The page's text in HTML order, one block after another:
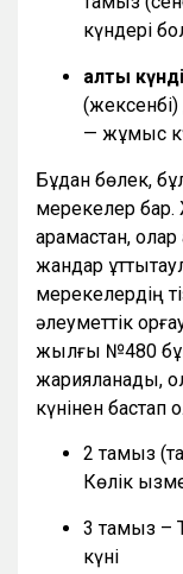
күндері
алты
— жұмыс
Бұдан бөлек,
мерекелер
қарамастан,
жандар
мерекелердің
әлеуметтік
жылғы №480
жарияланады,
күнінен бастап
2 тамыз
Көлік
3 тамыз –
күні